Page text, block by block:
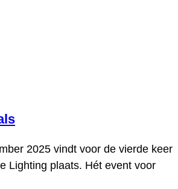
2025 vindt voor de vierde keer
Lighting plaats. Hét event voor